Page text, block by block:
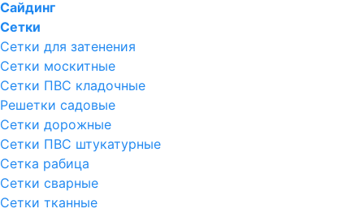
Сайдинг
Сетки
Сетки для затенения
Сетки москитные
Сетки ПВС кладочные
Решетки садовые
Сетки дорожные
Сетки ПВС штукатурные
Сетка рабица
Сетки сварные
Сетки тканные